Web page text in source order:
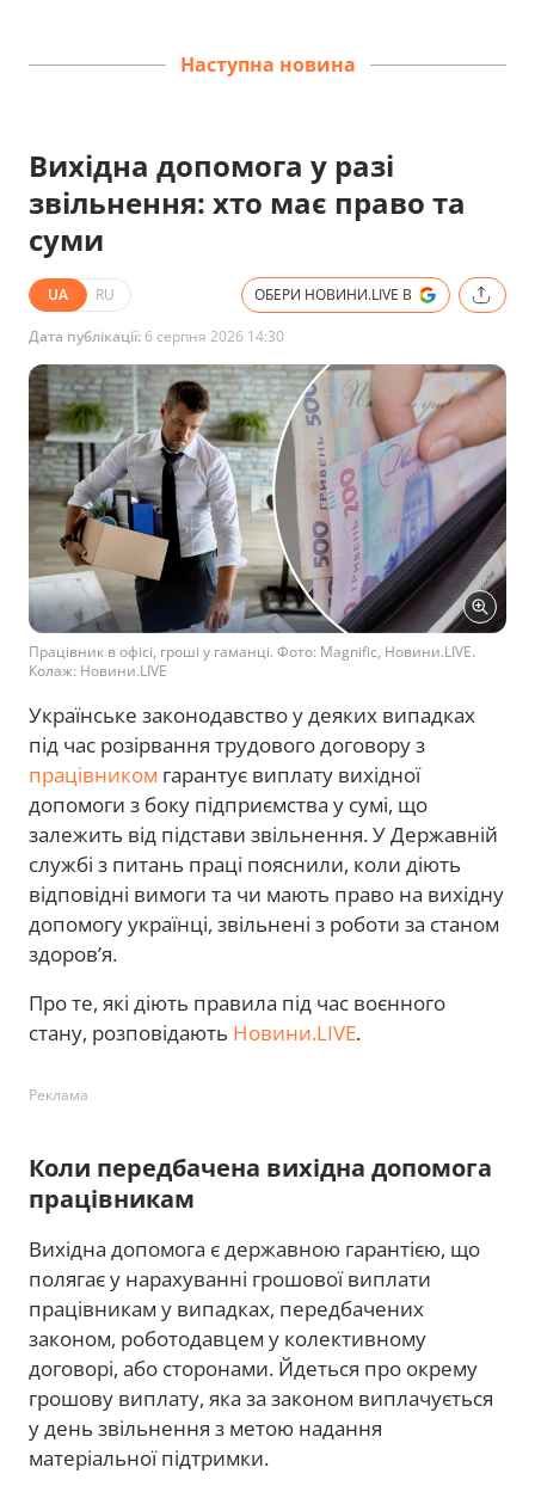
Наступна новина
Вихідна допомога у разі
звільнення: хто має право та
суми
UA RU ОБЕРИ НОВИНИ.LIVE В
Дата публікації: 6 серпня 2026 14:30
Працівник в офісі, гроші у гаманці. Фото: Magnific, Новини.LIVE.
Колаж: Новини.LIVE
Українське законодавство у деяких випадках
під час розірвання трудового договору з
працівником гарантує виплату вихідної
допомоги з боку підприємства у сумі, що
залежить від підстави звільнення. У Державній
службі з питань праці пояснили, коли діють
відповідні вимоги та чи мають право на вихідну
допомогу українці, звільнені з роботи за станом
здоров’я.
Про те, які діють правила під час воєнного
стану, розповідають Новини.LIVE.
Реклама
Коли передбачена вихідна допомога
працівникам
Вихідна допомога є державною гарантією, що
полягає у нарахуванні грошової виплати
працівникам у випадках, передбачених
законом, роботодавцем у колективному
договорі, або сторонами. Йдеться про окрему
грошову виплату, яка за законом виплачується
у день звільнення з метою надання
матеріальної підтримки.